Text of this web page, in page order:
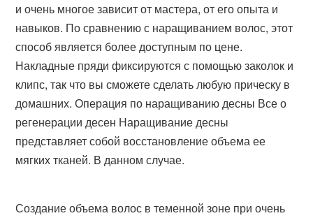
и очень многое зависит от мастера, от его опыта и
навыков. По сравнению с наращиванием волос, этот
способ является более доступным по цене.
Накладные пряди фиксируются с помощью заколок и
клипс, так что вы сможете сделать любую прическу в
домашних. Операция по наращиванию десны Все о
регенерации десен Наращивание десны
представляет собой восстановление объема ее
мягких тканей. В данном случае.
Создание объема волос в теменной зоне при очень